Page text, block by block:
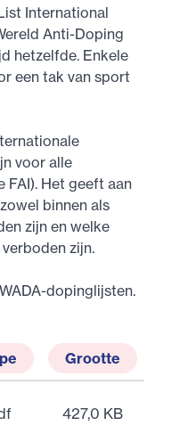
In­ter­na­ti­o­nal
An­ti-Do­ping
het­zelf­de. En­ke­le
een tak van sport
voor alle
FAI). Het geeft aan
binnen als
zijn en welke
zijn.
dopinglijsten.
Grootte
427,0 KB